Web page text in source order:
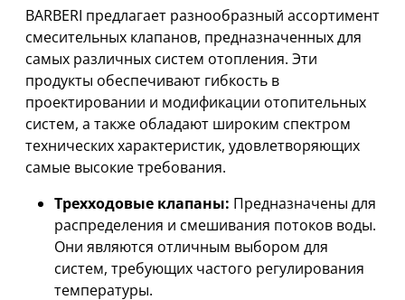
BARBERI предлагает разнообразный ассортимент
смесительных клапанов, предназначенных для
самых различных систем отопления. Эти
продукты обеспечивают гибкость в
проектировании и модификации отопительных
систем, а также обладают широким спектром
технических характеристик, удовлетворяющих
самые высокие требования.
Трехходовые клапаны: Предназначены для
распределения и смешивания потоков воды.
Они являются отличным выбором для
систем, требующих частого регулирования
температуры.